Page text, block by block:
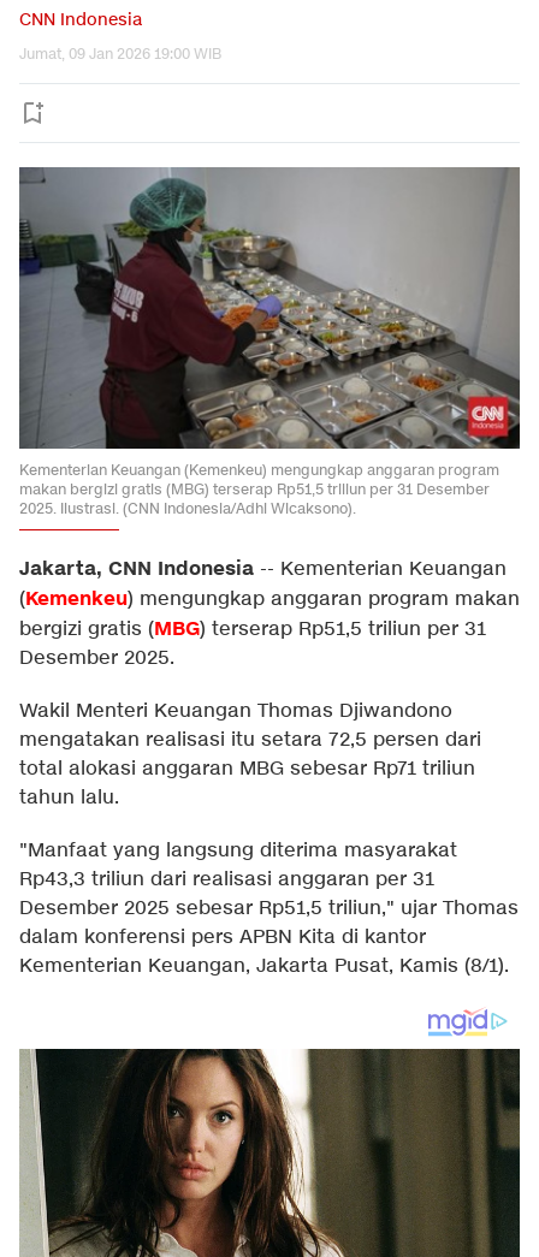
CNN Indonesia
Jumat, 09 Jan 2026 19:00 WIB
Kementerian Keuangan (Kemenkeu) mengungkap anggaran program
makan bergizi gratis (MBG) terserap Rp51,5 triliun per 31 Desember
2025. Ilustrasi. (CNN Indonesia/Adhi Wicaksono).
Jakarta, CNN Indonesia -- Kementerian Keuangan
(Kemenkeu) mengungkap anggaran program makan
bergizi gratis (MBG) terserap Rp51,5 triliun per 31
Desember 2025.
Wakil Menteri Keuangan Thomas Djiwandono
mengatakan realisasi itu setara 72,5 persen dari
total alokasi anggaran MBG sebesar Rp71 triliun
tahun lalu.
"Manfaat yang langsung diterima masyarakat
Rp43,3 triliun dari realisasi anggaran per 31
Desember 2025 sebesar Rp51,5 triliun," ujar Thomas
dalam konferensi pers APBN Kita di kantor
Kementerian Keuangan, Jakarta Pusat, Kamis (8/1).